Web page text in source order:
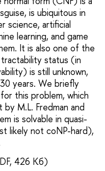
is ubiquitous in
science, artificial
learning, and game
It is also one of the
status (in
is still unknown,
years. We briefly
this problem, which
M.L. Fredman and
is solvable in quasi-
likely not coNP-hard),
426 Кб)